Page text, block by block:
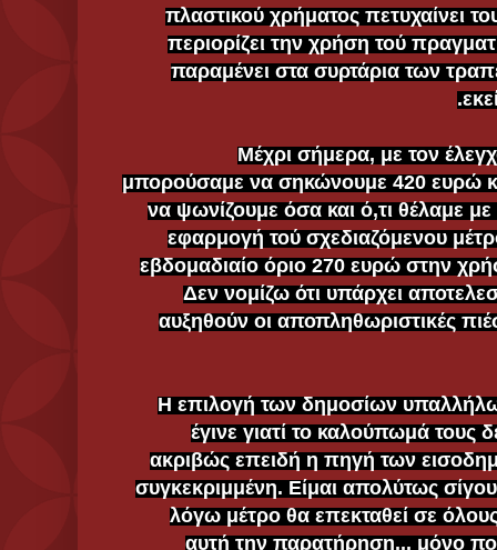
πλαστικού χρήματος πετυχαίνει
περιορίζει την χρήση τού
παραμένει στα συρτάρια των
(δ) Μέχρι σήμερα, με τον
μπορούσαμε να σηκώνουμε 420 ευρώ
να ψωνίζουμε όσα και ό,τι θέλαμε
εφαρμογή τού σχεδιαζόμενου
εβδομαδιαίο όριο 270 ευρώ στην
Δεν νομίζω ότι υπάρχει
αυξηθούν οι αποπληθωριστικές
(ε) Η επιλογή των δημοσίων
έγινε γιατί το καλούπωμά τους
ακριβώς επειδή η πηγή των
συγκεκριμμένη. Είμαι απολύτως
λόγω μέτρο θα επεκταθεί σε
αυτή την παρατήρηση... μόνο